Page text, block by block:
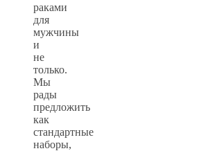
раками
для
мужчины
и
не
только.
Мы
рады
предложить
как
стандартные
наборы,